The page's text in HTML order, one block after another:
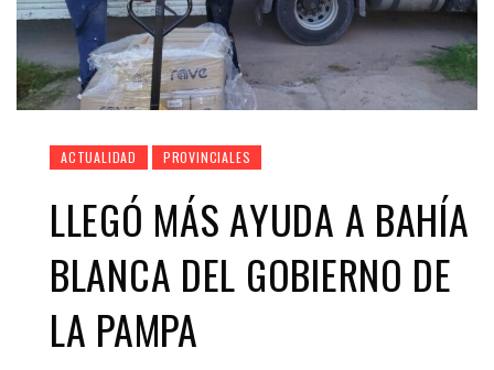
ACTUALIDAD PROVINCIALES
LLEGÓ MÁS AYUDA A BAHÍA
BLANCA DEL GOBIERNO DE
LA PAMPA